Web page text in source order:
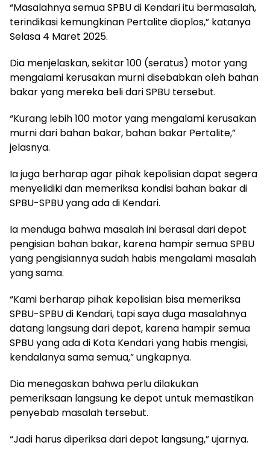
“Masalahnya semua SPBU di Kendari itu bermasalah,
terindikasi kemungkinan Pertalite dioplos,” katanya
Selasa 4 Maret 2025.
Dia menjelaskan, sekitar 100 (seratus) motor yang
mengalami kerusakan murni disebabkan oleh bahan
bakar yang mereka beli dari SPBU tersebut.
“Kurang lebih 100 motor yang mengalami kerusakan
murni dari bahan bakar, bahan bakar Pertalite,”
jelasnya.
Ia juga berharap agar pihak kepolisian dapat segera
menyelidiki dan memeriksa kondisi bahan bakar di
SPBU-SPBU yang ada di Kendari.
Ia menduga bahwa masalah ini berasal dari depot
pengisian bahan bakar, karena hampir semua SPBU
yang pengisiannya sudah habis mengalami masalah
yang sama.
“Kami berharap pihak kepolisian bisa memeriksa
SPBU-SPBU di Kendari, tapi saya duga masalahnya
datang langsung dari depot, karena hampir semua
SPBU yang ada di Kota Kendari yang habis mengisi,
kendalanya sama semua,” ungkapnya.
Dia menegaskan bahwa perlu dilakukan
pemeriksaan langsung ke depot untuk memastikan
penyebab masalah tersebut.
“Jadi harus diperiksa dari depot langsung,” ujarnya.